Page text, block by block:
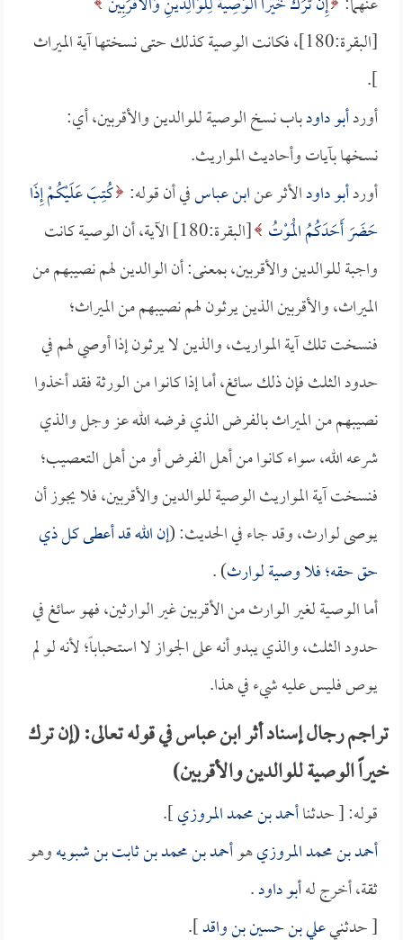
[البقرة:180]، فكانت الوصية كذلك حتى نسختها آية الميراث
].
أوردأبو داودباب نسخ الوصية للوالدين والأقربين، أي:
نسخها بآيات وأحاديث المواريث.
أوردأبو داودالأثر عنابن عباسفي أن قوله: كُتِبَ عَلَيْكُمْ إِذَا
حَضَرَ أَحَدَكُمُ الْمَوْتُ
[البقرة:180] الآية، أن الوصية كانت
واجبة للوالدين والأقربين، بمعنى: أن الوالدين لهم نصيبهم من
الميراث، والأقربين الذين يرثون لهم نصيبهم من الميراث؛
فنسخت تلك آية المواريث، والذين لا يرثون إذا أوصي لهم في
حدود الثلث فإن ذلك سائغ، أما إذا كانوا من الورثة فقد أخذوا
نصيبهم من الميراث بالفرض الذي فرضه الله عز وجل والذي
شرعه الله، سواء كانوا من أهل الفرض أو من أهل التعصيب؛
فنسخت آية المواريث الوصية للوالدين والأقربين، فلا يجوز أن
يوصى لوارث، وقد جاء في الحديث: (إن الله قد أعطى كل ذي
حق حقه؛ فلا وصية لوارث) .
أما الوصية لغير الوارث من الأقربين غير الوارثين، فهو سائغ في
حدود الثلث، والذي يبدو أنه على الجواز لا استحباباً؛ لأنه لو لم
يوص فليس عليه شيء في هذا.
تراجم رجال إسناد أثر ابن عباس في قوله تعالى: (إن ترك
خيراً الوصية للوالدين والأقربين)
قوله: [ حدثناأحمد بن محمد المروزي].
أحمد بن محمد المروزيهوأحمد بن محمد بن ثابت بن شبويهوهو
ثقة، أخرج لهأبو داود.
[ حدثنيعلي بن حسين بن واقد].